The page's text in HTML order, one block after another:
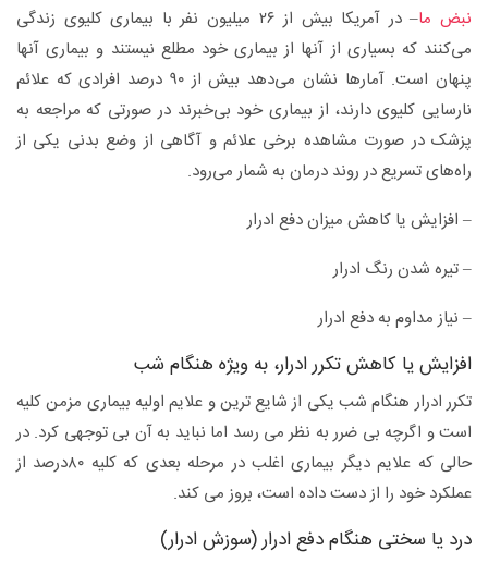
نبض ما
– در آمریکا بیش از ۲۶ میلیون نفر با بیماری کلیوی زندگی
می‌کنند که بسیاری از آنها از بیماری خود مطلع نیستند و بیماری آنها
پنهان است. آمارها نشان می‌دهد بیش از ۹۰ درصد افرادی که علائم
نارسایی کلیوی دارند، از بیماری خود بی‌خبرند در صورتی که مراجعه به
پزشک در صورت مشاهده برخی علائم و آگاهی از وضع بدنی یکی از
راه‌های تسریع در روند درمان به شمار می‌رود.
– افزایش یا کاهش میزان دفع ادرار
– تیره شدن رنگ ادرار
– نیاز مداوم به دفع ادرار
افزایش یا کاهش تکرر ادرار، به ویژه هنگام شب
تکرر ادرار هنگام شب یکی از شایع ترین و علایم اولیه بیماری مزمن کلیه
است و اگرچه بی ضرر به نظر می رسد اما نباید به آن بی توجهی کرد. در
حالی که علایم دیگر بیماری اغلب در مرحله بعدی که کلیه ۸۰درصد از
عملکرد خود را از دست داده است، بروز می کند.
درد یا سختی هنگام دفع ادرار (سوزش ادرار)